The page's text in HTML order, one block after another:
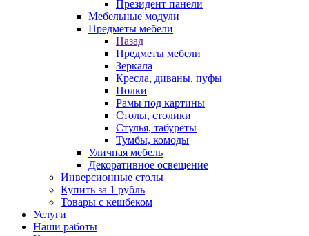
Президент панели
Мебельные модули
Предметы мебели
Назад
Предметы мебели
Зеркала
Кресла, диваны, пуфы
Полки
Рамы под картины
Столы, столики
Стулья, табуреты
Тумбы, комоды
Уличная мебель
Декоративное освещение
Инверсионные столы
Купить за 1 рубль
Товары с кешбеком
Услуги
Наши работы